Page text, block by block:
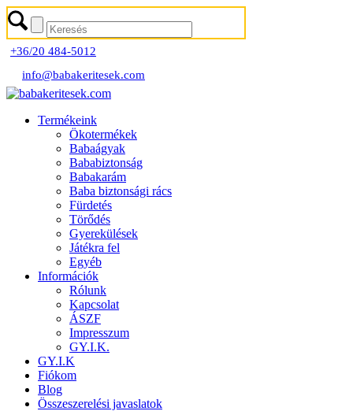
+36/20 484-5012
info@babakeritesek.com
Termékeink
Ökotermékek
Babaágyak
Bababiztonság
Babakarám
Baba biztonsági rács
Fürdetés
Törődés
Gyerekülések
Játékra fel
Egyéb
Információk
Rólunk
Kapcsolat
ÁSZF
Impresszum
GY.I.K.
GY.I.K
Fiókom
Blog
Összeszerelési javaslatok